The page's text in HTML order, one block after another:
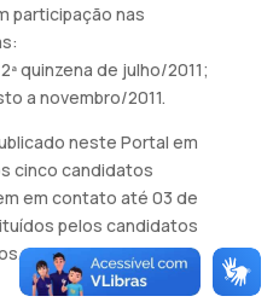
participação nas
quinzena de julho/2011;
a novembro/2011.
neste Portal em
cinco candidatos
em contato até 03 de
pelos candidatos